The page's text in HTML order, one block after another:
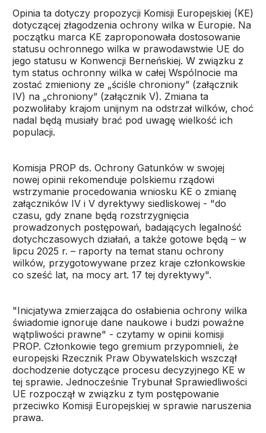
Opinia ta dotyczy propozycji Komisji Europejskiej (KE)
dotyczącej złagodzenia ochrony wilka w Europie. Na
początku marca KE zaproponowała dostosowanie
statusu ochronnego wilka w prawodawstwie UE do
jego statusu w Konwencji Berneńskiej. W związku z
tym status ochronny wilka w całej Wspólnocie ma
zostać zmieniony ze „ściśle chroniony” (załącznik
IV) na „chroniony” (załącznik V). Zmiana ta
pozwoliłaby krajom unijnym na odstrzał wilków, choć
nadal będą musiały brać pod uwagę wielkość ich
populacji.
Komisja PROP ds. Ochrony Gatunków w swojej
nowej opinii rekomenduje polskiemu rządowi
wstrzymanie procedowania wniosku KE o zmianę
załączników IV i V dyrektywy siedliskowej - "do
czasu, gdy znane będą rozstrzygnięcia
prowadzonych postępowań, badających legalność
dotychczasowych działań, a także gotowe będą – w
lipcu 2025 r. – raporty na temat stanu ochrony
wilków, przygotowywane przez kraje członkowskie
co sześć lat, na mocy art. 17 tej dyrektywy".
"Inicjatywa zmierzająca do osłabienia ochrony wilka
świadomie ignoruje dane naukowe i budzi poważne
wątpliwości prawne" - czytamy w opinii komisji
PROP. Członkowie tego gremium przypomnieli, że
europejski Rzecznik Praw Obywatelskich wszczął
dochodzenie dotyczące procesu decyzyjnego KE w
tej sprawie. Jednocześnie Trybunał Sprawiedliwości
UE rozpoczął w związku z tym postępowanie
przeciwko Komisji Europejskiej w sprawie naruszenia
prawa.